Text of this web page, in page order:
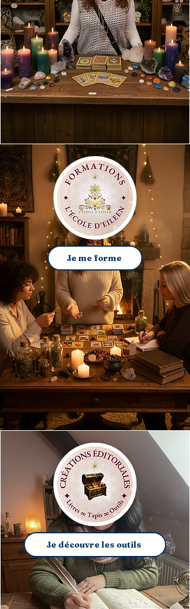
Je me forme
Je découvre les outils